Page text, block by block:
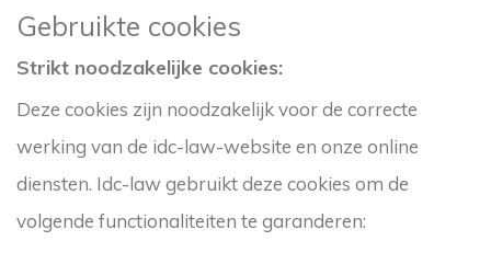
Gebruikte cookies
Strikt noodzakelijke cookies:
Deze cookies zijn noodzakelijk voor de correcte
werking van de idc-law-website en onze online
diensten. Idc-law gebruikt deze cookies om de
volgende functionaliteiten te garanderen: